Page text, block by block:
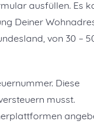
ausfüllen. Es
Deiner
von 30 –
Diese
musst.